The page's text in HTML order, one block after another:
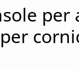
per